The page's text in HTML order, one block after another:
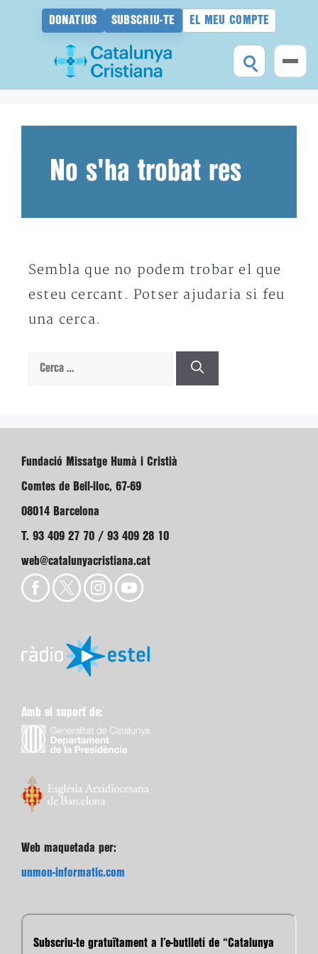
DONATIUS SUBSCRIU-TE EL MEU COMPTE
No s'ha trobat res
Sembla que no podem trobar el que
esteu cercant. Potser ajudaria si feu
una cerca.
Cerca:
Fundació Missatge Humà i Cristià
Comtes de Bell-lloc, 67-69
08014 Barcelona
T. 93 409 27 70 / 93 409 28 10
web@catalunyacristiana.cat
Amb el suport de:
Web maquetada per:
unmon-informatic.com
Subscriu-te gratuïtament a l’e-butlletí de “Catalunya